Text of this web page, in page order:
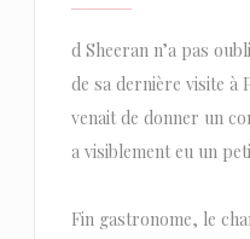
d Sheeran n’a pas
de sa dernière visite à
venait de donner un
a visiblement eu un
Fin gastronome, le